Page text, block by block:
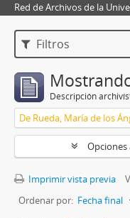
Red de Archivos de la
Filtros
Descripción
De Rueda, María de los
Opciones
Imprimir vista previa
Ordenar por: Fecha final